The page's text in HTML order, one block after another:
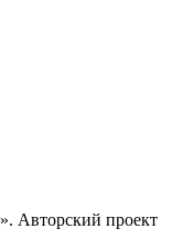
Авторский проект